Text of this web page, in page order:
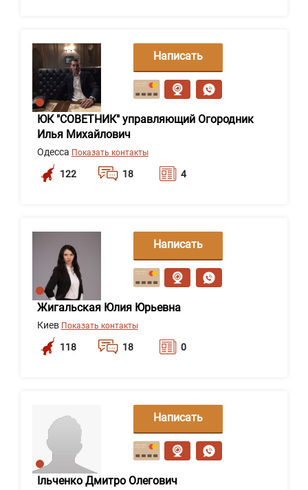
ЮК "СОВЕТНИК" управляющий Огородник
Илья Михайлович
Одесса Показать контакты
122 18 4
Написать
сообщение
Жигальская Юлия Юрьевна
Киев Показать контакты
118 18 0
Написать
сообщение
Ільченко Дмитро Олегович
Написать
сообщение